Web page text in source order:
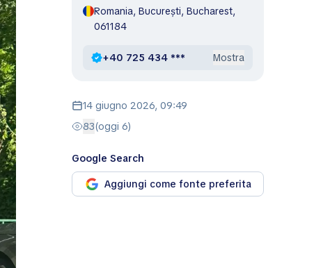
Romania, București, Bucharest,
061184
+40 725 434 *** Mostra
14 giugno 2026, 09:49
83(oggi 6)
Google Search
Aggiungi come fonte preferita